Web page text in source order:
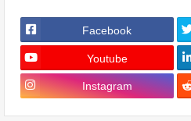
Facebook
Youtube
Instagram